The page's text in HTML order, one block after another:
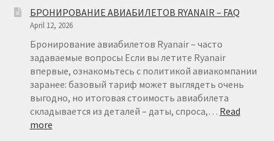
БРОНИРОВАНИЕ АВИАБИЛЕТОВ RYANAIR – FAQ
April 12, 2026
Бронирование авиабилетов Ryanair – часто
задаваемые вопросы Если вы летите Ryanair
впервые, ознакомьтесь с политикой авиакомпании
заранее: базовый тариф может выглядеть очень
выгодно, но итоговая стоимость авиабилета
складывается из деталей – даты, спроса,… Read
more: